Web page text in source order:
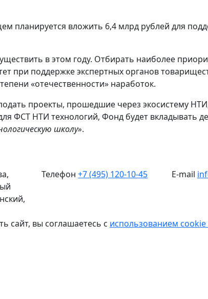
планируется вложить 6,4 млрд рублей для
в этом году. Отбирать наиболее
при поддержке экспертных органов
«отечественности» наработок.
проекты, прошедшие через экосистему
ФСТ НТИ технологий, Фонд будет вкладывать
школу».
Телефон +7 (495) 120-10-45 E-mail
сайт, вы соглашаетесь с использованием